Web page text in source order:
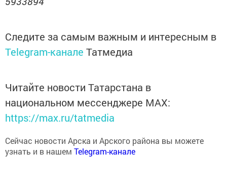
Следите за самым важным и интересным в
Telegram-канале Татмедиа
Читайте новости Татарстана в
национальном мессенджере MАХ:
https://max.ru/tatmedia
Сейчас новости Арска и Арского района вы можете
узнать и в нашем Telegram-канале